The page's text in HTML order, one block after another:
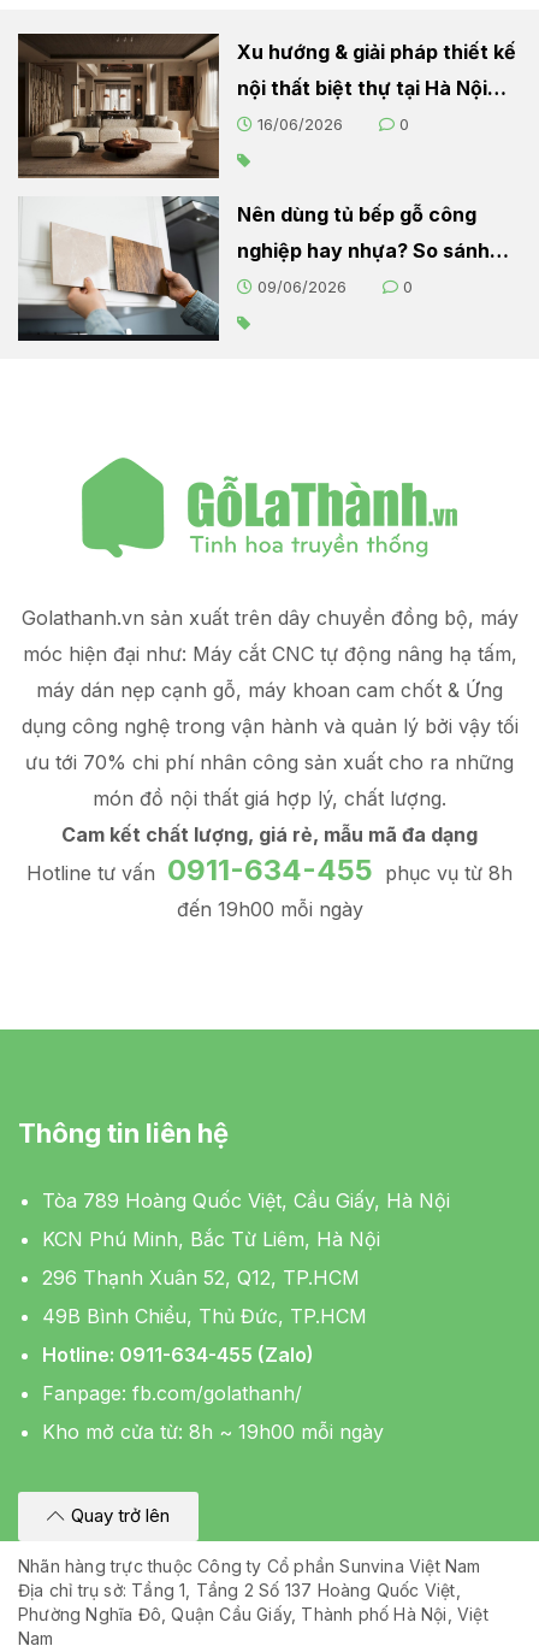
Xu hướng & giải pháp thiết kế
nội thất biệt thự tại Hà Nội
2026
16/06/2026 0
Nên dùng tủ bếp gỗ công
nghiệp hay nhựa? So sánh
chi tiết cho người nội trợ
09/06/2026 0
Golathanh.vn sản xuất trên dây chuyền đồng bộ, máy
móc hiện đại như: Máy cắt CNC tự động nâng hạ tấm,
máy dán nẹp cạnh gỗ, máy khoan cam chốt & Ứng
dụng công nghệ trong vận hành và quản lý bởi vậy tối
ưu tới 70% chi phí nhân công sản xuất cho ra những
món đồ nội thất giá hợp lý, chất lượng.
Cam kết chất lượng, giá rẻ, mẫu mã đa dạng
Hotline tư vấn 0911-634-455 phục vụ từ 8h
đến 19h00 mỗi ngày
Thông tin liên hệ
Tòa 789 Hoàng Quốc Việt, Cầu Giấy, Hà Nội
KCN Phú Minh, Bắc Từ Liêm, Hà Nội
296 Thạnh Xuân 52, Q12, TP.HCM
49B Bình Chiểu, Thủ Đức, TP.HCM
Hotline: 0911-634-455 (Zalo)
Fanpage: fb.com/golathanh/
Kho mở cửa từ: 8h ~ 19h00 mỗi ngày
Quay trở lên
Nhãn hàng trực thuộc Công ty Cổ phần Sunvina Việt Nam
Địa chỉ trụ sở: Tầng 1, Tầng 2 Số 137 Hoàng Quốc Việt,
Phường Nghĩa Đô, Quận Cầu Giấy, Thành phố Hà Nội, Việt
Nam